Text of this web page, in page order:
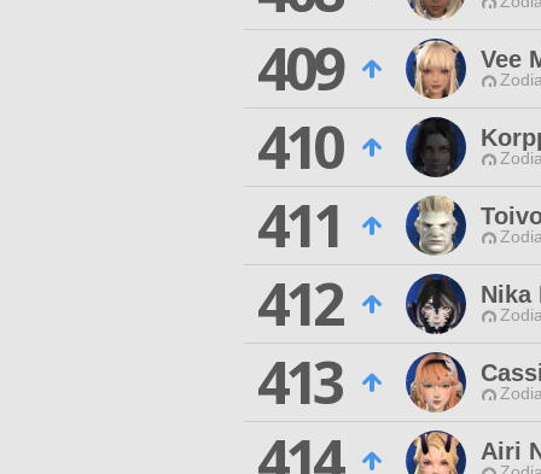
409 Vee
410
411
412 Nika
413
Airi